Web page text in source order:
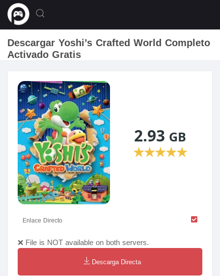
Descargar Yoshi’s Crafted World Completo
Activado Gratis
2.93 GB
★★★★★
Enlace Directo
❌ File is NOT available on both servers.
Descarga Directa